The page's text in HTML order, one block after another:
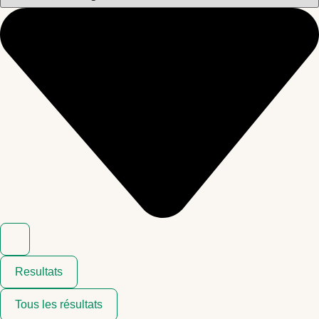
Resultats
Tous les résultats